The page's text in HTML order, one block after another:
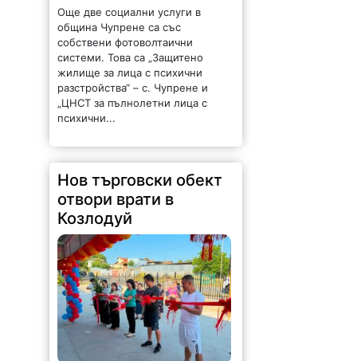
Още две социални услуги в
община Чупрене са със
собствени фотоволтаични
системи. Това са „Защитено
жилище за лица с психични
разстройства“ – с. Чупрене и
„ЦНСТ за пълнолетни лица с
психични...
Нов търговски обект
отвори врати в
Козлодуй